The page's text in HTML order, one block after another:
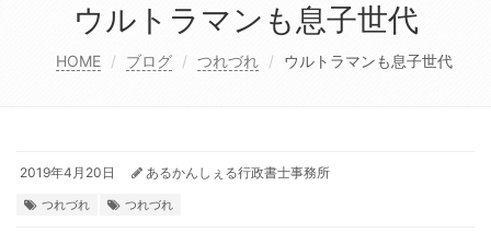
ウルトラマンも息子世代
HOME ブログ つれづれ ウルトラマンも息子世代
2019年4月20日 あるかんしぇる行政書士事務所
つれづれ つれづれ